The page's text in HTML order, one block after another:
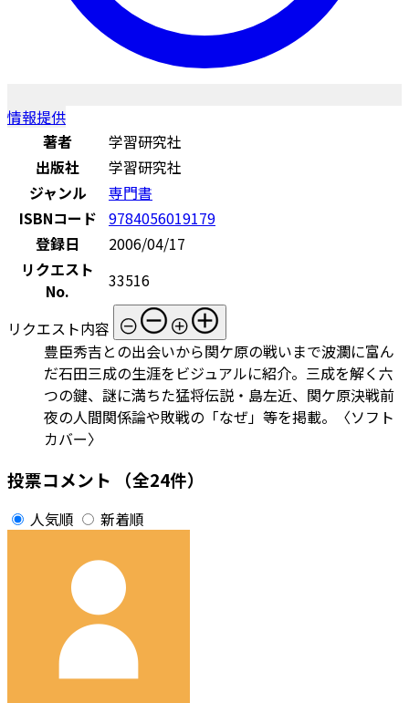
情報提供
著者
学習研究社
出版社
学習研究社
ジャンル
専門書
ISBNコード 9784056019179
登録日
2006/04/17
リクエスト
No.
33516
リクエスト内容
豊臣秀吉との出会いから関ケ原の戦いまで波瀾に富ん
だ石田三成の生涯をビジュアルに紹介。三成を解く六
つの鍵、謎に満ちた猛将伝説・島左近、関ケ原決戦前
夜の人間関係論や敗戦の「なぜ」等を掲載。〈ソフト
カバー〉
投票コメント （全24件）
人気順 新着順